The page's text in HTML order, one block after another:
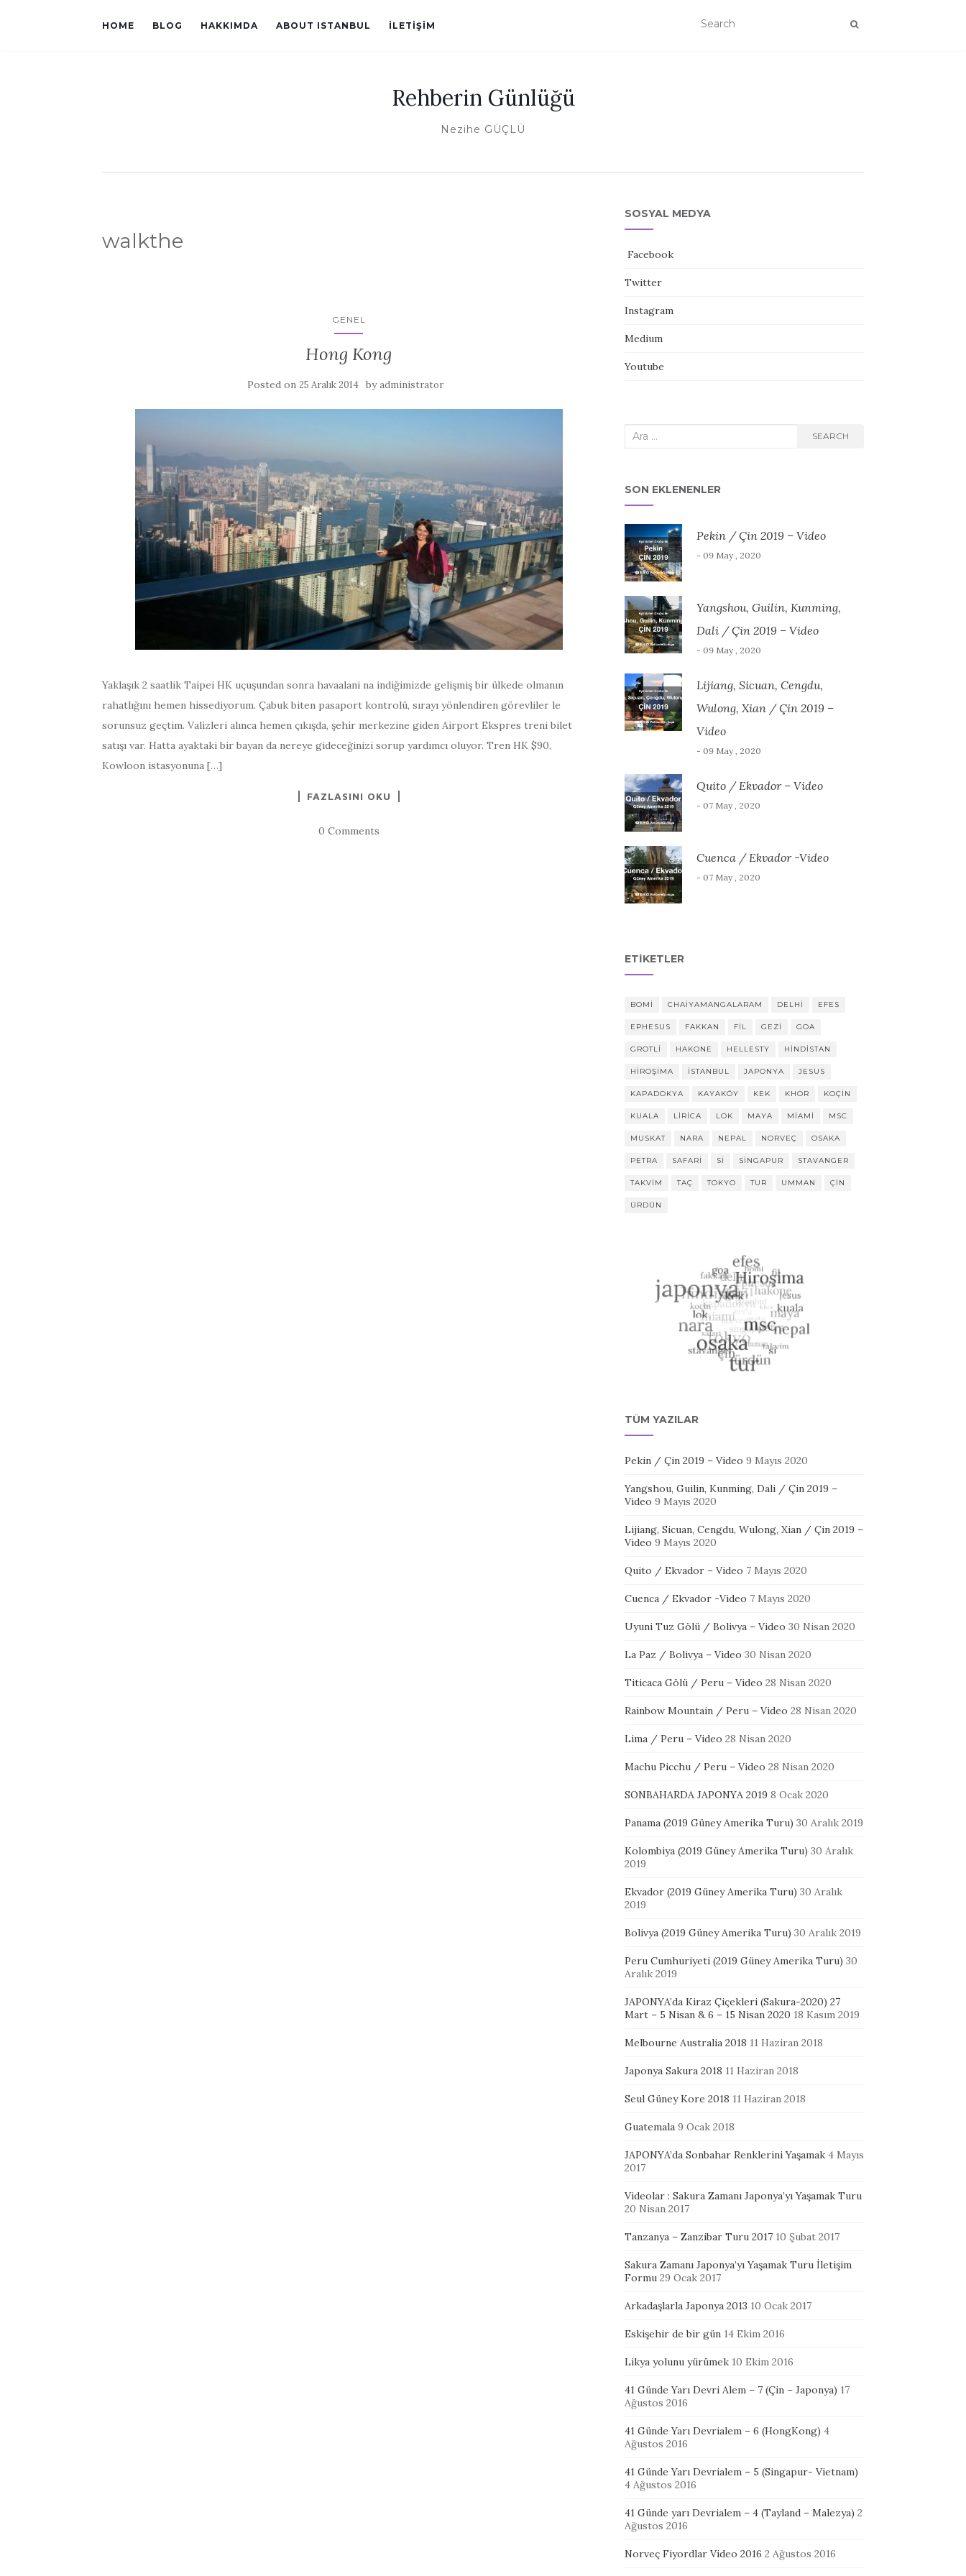
HOME BLOG HAKKIMDA ABOUT ISTANBUL İLETIŞIM
Rehberin Günlüğü
Nezihe GÜÇLÜ
walkthe
GENEL
Hong Kong
Posted on 25 Aralık 2014 byadministrator
Yaklaşık 2 saatlik Taipei HK uçuşundan sonra havaalani na indiğimizde gelişmiş bir ülkede olmanın
rahatlığını hemen hissediyorum. Çabuk biten pasaport kontrolü, sırayı yönlendiren görevliler le
sorunsuz geçtim. Valizleri alınca hemen çıkışda, şehir merkezine giden Airport Ekspres treni bilet
satışı var. Hatta ayaktaki bir bayan da nereye gideceğinizi sorup yardımcı oluyor. Tren HK $90,
Kowloon istasyonuna […]
FAZLASINI OKU
0 Comments
SOSYAL MEDYA
Facebook
Twitter
Instagram
Medium
Youtube
Search
SEARCH
SON EKLENENLER
Pekin / Çin 2019 – Video
- 09 May , 2020
Yangshou, Guilin, Kunming,
Dali / Çin 2019 – Video
- 09 May , 2020
Lijiang, Sicuan, Cengdu,
Wulong, Xian / Çin 2019 –
Video
- 09 May , 2020
Quito / Ekvador – Video
- 07 May , 2020
Cuenca / Ekvador -Video
- 07 May , 2020
ETIKETLER
BOMI CHAIYAMANGALARAM DELHI EFES
EPHESUS FAKKAN FIL GEZI GOA
GROTLI HAKONE HELLESTY HINDISTAN
HIROŞIMA ISTANBUL JAPONYA JESUS
KAPADOKYA KAYAKÖY KEK KHOR KOÇIN
KUALA LIRICA LOK MAYA MIAMI MSC
MUSKAT NARA NEPAL NORVEÇ OSAKA
PETRA SAFARI SI SINGAPUR STAVANGER
TAKVIM TAÇ TOKYO TUR UMMAN ÇIN
ÜRDÜN
TÜM YAZILAR
Pekin / Çin 2019 – Video 9 Mayıs 2020
Yangshou, Guilin, Kunming, Dali / Çin 2019 –
Video 9 Mayıs 2020
Lijiang, Sicuan, Cengdu, Wulong, Xian / Çin 2019 –
Video 9 Mayıs 2020
Quito / Ekvador – Video 7 Mayıs 2020
Cuenca / Ekvador -Video 7 Mayıs 2020
Uyuni Tuz Gölü / Bolivya – Video 30 Nisan 2020
La Paz / Bolivya – Video 30 Nisan 2020
Titicaca Gölü / Peru – Video 28 Nisan 2020
Rainbow Mountain / Peru – Video 28 Nisan 2020
Lima / Peru – Video 28 Nisan 2020
Machu Picchu / Peru – Video 28 Nisan 2020
SONBAHARDA JAPONYA 2019 8 Ocak 2020
Panama (2019 Güney Amerika Turu) 30 Aralık 2019
Kolombiya (2019 Güney Amerika Turu) 30 Aralık
2019
Ekvador (2019 Güney Amerika Turu) 30 Aralık
2019
Bolivya (2019 Güney Amerika Turu) 30 Aralık 2019
Peru Cumhuriyeti (2019 Güney Amerika Turu) 30
Aralık 2019
JAPONYA’da Kiraz Çiçekleri (Sakura-2020) 27
Mart – 5 Nisan & 6 – 15 Nisan 2020 18 Kasım 2019
Melbourne Australia 2018 11 Haziran 2018
Japonya Sakura 2018 11 Haziran 2018
Seul Güney Kore 2018 11 Haziran 2018
Guatemala 9 Ocak 2018
JAPONYA’da Sonbahar Renklerini Yaşamak 4 Mayıs
2017
Videolar : Sakura Zamanı Japonya’yı Yaşamak Turu
20 Nisan 2017
Tanzanya – Zanzibar Turu 2017 10 Şubat 2017
Sakura Zamanı Japonya’yı Yaşamak Turu İletişim
Formu 29 Ocak 2017
Arkadaşlarla Japonya 2013 10 Ocak 2017
Eskişehir de bir gün 14 Ekim 2016
Likya yolunu yürümek 10 Ekim 2016
41 Günde Yarı Devri Alem – 7 (Çin – Japonya) 17
Ağustos 2016
41 Günde Yarı Devrialem – 6 (HongKong) 4
Ağustos 2016
41 Günde Yarı Devrialem – 5 (Singapur- Vietnam)
4 Ağustos 2016
41 Günde yarı Devrialem – 4 (Tayland – Malezya) 2
Ağustos 2016
Norveç Fiyordlar Video 2016 2 Ağustos 2016